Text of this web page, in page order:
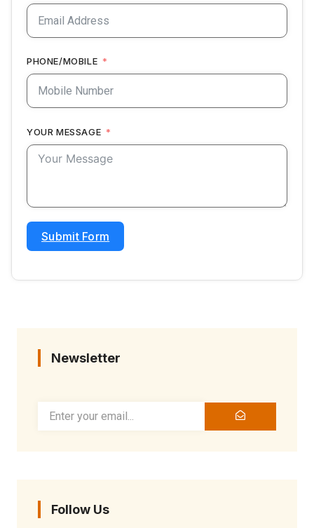
PHONE/MOBILE
YOUR MESSAGE
Submit Form
Newsletter
Follow Us